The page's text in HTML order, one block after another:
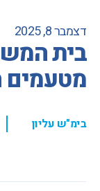
דצמבר 8, 2025
בית
מטעמים
בימ"ש עליון ,